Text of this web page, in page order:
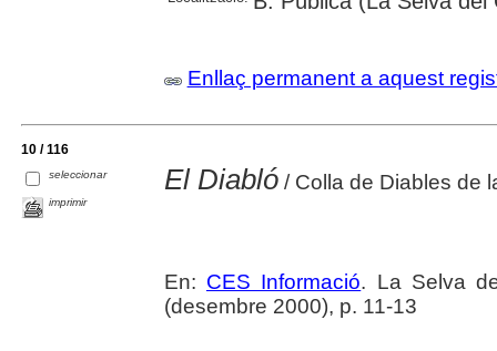
Enllaç permanent a aquest
10 / 116
seleccionar
imprimir
El Diabló/ Colla de Diables de
En: CES Informació. La Selva
(desembre 2000), p. 11-13